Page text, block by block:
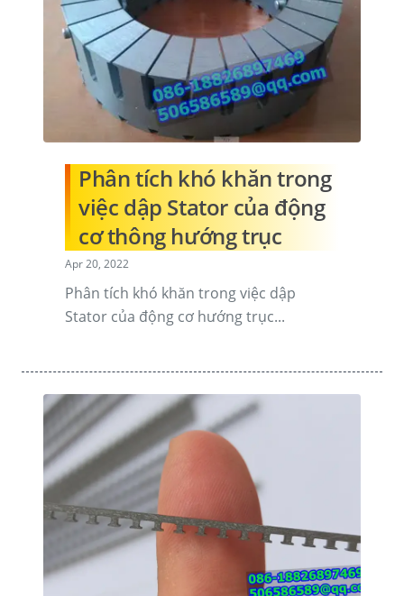
Phân tích khó khăn trong
việc dập Stator của động
cơ thông hướng trục
Apr 20, 2022
Phân tích khó khăn trong việc dập
Stator của động cơ hướng trục...